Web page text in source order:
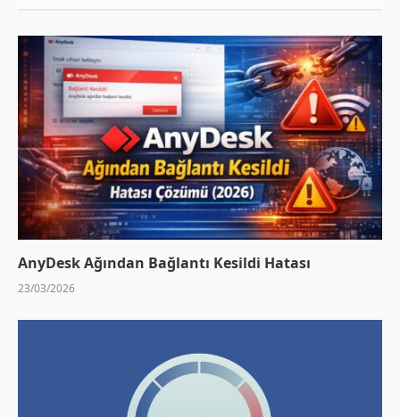
AnyDesk Ağından Bağlantı Kesildi Hatası
23/03/2026